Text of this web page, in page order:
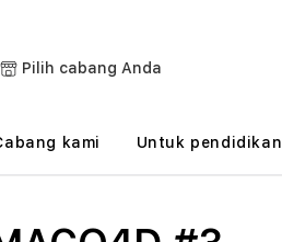
Pilih cabang Anda
h
kami Untuk pendidikan